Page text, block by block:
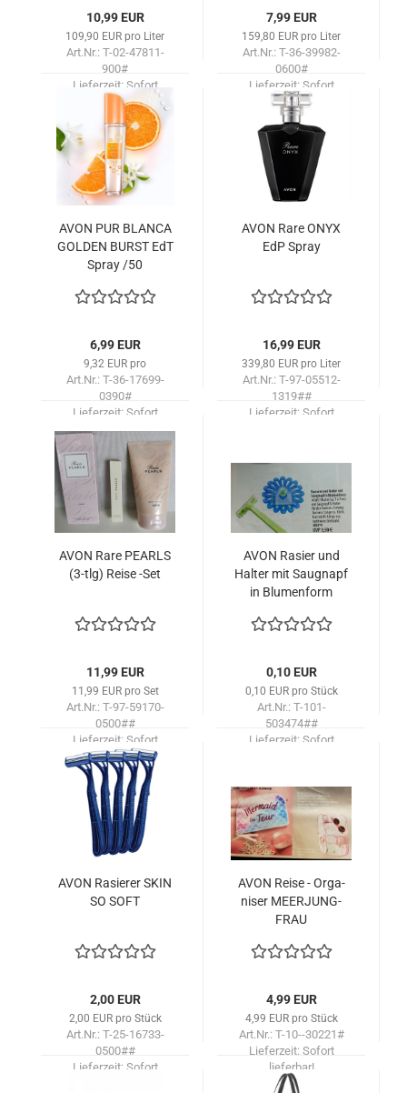
10,99 EUR
109,90 EUR pro Liter
Art.Nr.: T-02-47811-
900#
Lieferzeit: Sofort
lieferbar!
7,99 EUR
159,80 EUR pro Liter
Art.Nr.: T-36-39982-
0600#
Lieferzeit: Sofort
lieferbar!
AVON PUR BLAN­CA
GOL­DEN BURST EdT
Spray /50
6,99 EUR
9,32 EUR pro
Art.Nr.: T-36-17699-
0390#
Lieferzeit: Sofort
lieferbar!
AVON Rare ONYX
EdP Spray
16,99 EUR
339,80 EUR pro Liter
Art.Nr.: T-97-05512-
1319##
Lieferzeit: Sofort
AVON Rare PEARLS
(3-tlg) Reise -Set
11,99 EUR
11,99 EUR pro Set
Art.Nr.: T-97-59170-
0500##
Lieferzeit: Sofort
lieferbar!
AVON Ra­si­er und
Hal­ter mit Saug­napf
in Blu­men­form
0,10 EUR
0,10 EUR pro Stück
Art.Nr.: T-101-
503474##
Lieferzeit: Sofort
AVON Ra­sie­rer SKIN
SO SOFT
2,00 EUR
2,00 EUR pro Stück
Art.Nr.: T-25-16733-
0500##
Lieferzeit: Sofort
AVON Reise - Or­ga­
niser MEER­JUNG­
FRAU
4,99 EUR
4,99 EUR pro Stück
Art.Nr.: T-10--30221#
Lieferzeit: Sofort
lieferbar!